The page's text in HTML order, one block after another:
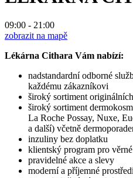
09:00 - 21:00
zobrazit na mapě
Lékárna Cithara Vám nabízí:
nadstandardní odborné
každému zákazníkovi
široký sortiment
široký sortiment
La Roche Possay, Nuxe,
a další) včetně
inzuliny bez doplatku
klientský program pro
pravidelné akce a slevy
moderní a příjemné